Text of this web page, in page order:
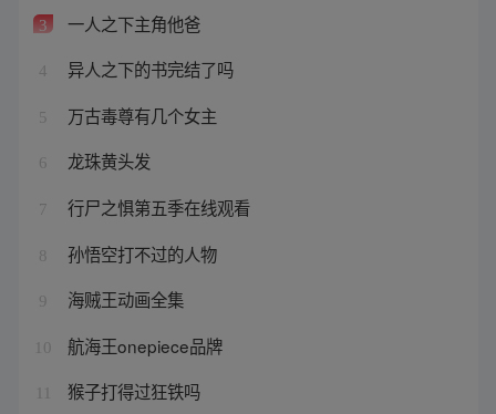
3 一人之下主角他爸
4 异人之下的书完结了吗
5 万古毒尊有几个女主
6 龙珠黄头发
7 行尸之惧第五季在线观看
8 孙悟空打不过的人物
9 海贼王动画全集
10 航海王onepiece品牌
猴子打得过狂铁吗